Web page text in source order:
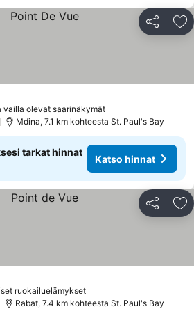
Jaa
vailla olevat saarinäkymät
Mdina, 7.1 km kohteesta St. Paul's Bay
tarkat hinnat
Katso hinnat
Jaa
ruokailuelämykset
Rabat, 7.4 km kohteesta St. Paul's Bay